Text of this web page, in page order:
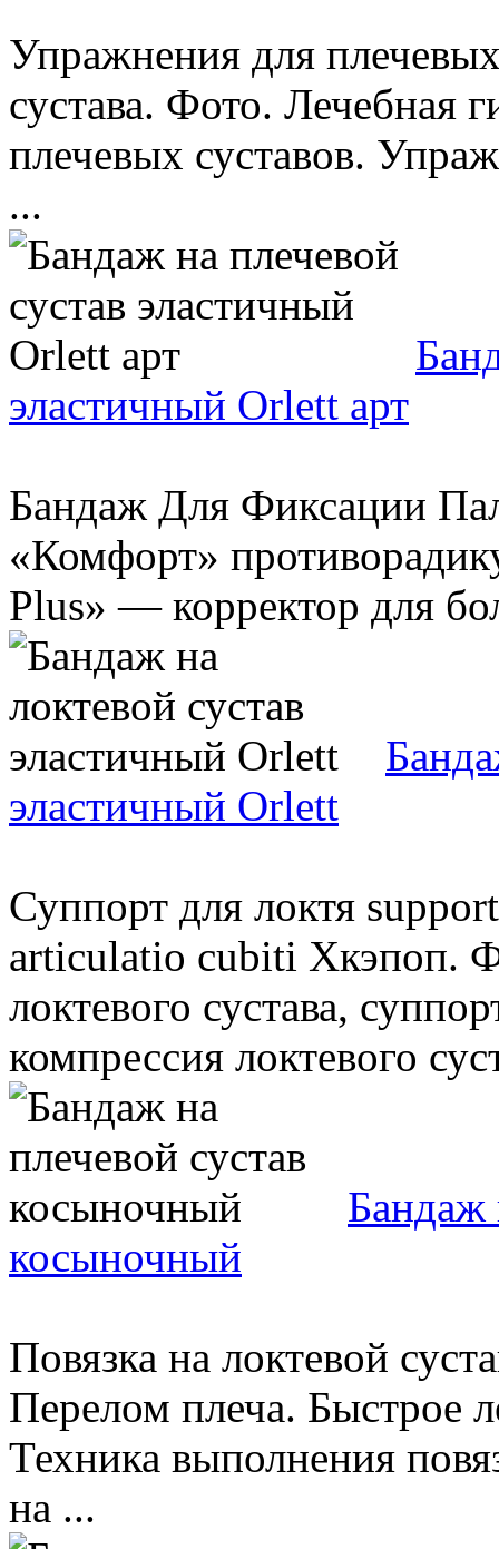
Упражнения для
сустава. Фото. Лечебная
плечевых суставов.
...
эластичный Orlett арт
Бандаж Для Фиксации
«Комфорт»
Plus» — корректор для
эластичный Orlett
Суппорт для локтя
articulatio cubiti Хкэпоп.
локтевого сустава,
компрессия локтевого
Бандаж
косыночный
Повязка на локтевой
Перелом плеча. Быстрое
Техника выполнения
на ...